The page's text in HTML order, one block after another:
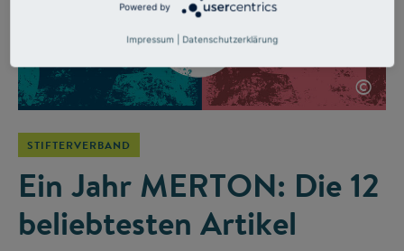
©
STIFTERVERBAND
Ein Jahr MERTON: Die 12
beliebtesten Artikel
Powered by
Impressum Datenschutzerklärung